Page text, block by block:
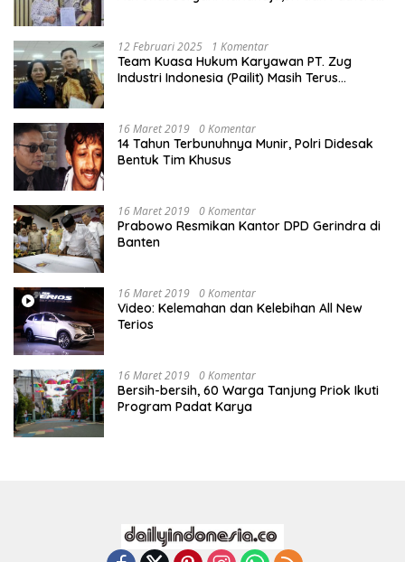
12 Februari 2025 1 Komentar
Team Kuasa Hukum Karyawan PT. Zug
Industri Indonesia (Pailit) Masih Terus
16 Maret 2019 0 Komentar
14 Tahun Terbunuhnya Munir, Polri Didesak
Bentuk Tim Khusus
16 Maret 2019 0 Komentar
Prabowo Resmikan Kantor DPD Gerindra di
Banten
16 Maret 2019 0 Komentar
Video: Kelemahan dan Kelebihan All New
Terios
16 Maret 2019 0 Komentar
Bersih-bersih, 60 Warga Tanjung Priok Ikuti
Program Padat Karya